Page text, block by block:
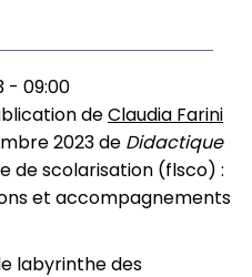
- 09:00
deClaudia Farini
2023 de Didactique
de scolarisation (flsco) :
et accompagnements
labyrinthe des